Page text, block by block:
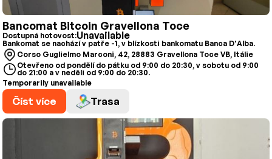
Bancomat Bitcoin Gravellona Toce
Dostupná hotovost:Unavailable
Bankomat se nachází v patře -1, v blízkosti bankomatu Banca D'Alba.
Corso Guglielmo Marconi, 42, 28883 Gravellona Toce VB, Itálie
Otevřeno od pondělí do pátku od 9:00 do 20:30, v sobotu od 9:00
do 21:00 a v neděli od 9:00 do 20:30.
Temporarily unavailable
Číst více Trasa